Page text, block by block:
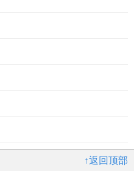
↑返回顶部